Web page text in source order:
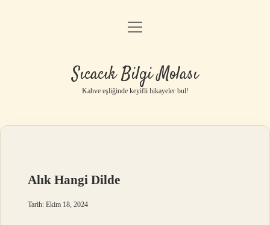
Anasayfa
Yasal Uyarı
menüyü
Sıcacık Bilgi Molası
Kahve eşliğinde keyifli hikayeler bul!
Alık Hangi Dilde
Tarih: Ekim 18, 2024